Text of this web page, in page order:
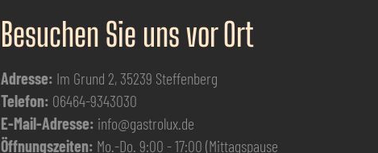
Besuchen Sie uns vor Ort
Adresse: Im Grund 2, 35239 Steffenberg
Telefon: 06464-9343030
E-Mail-Adresse: info@gastrolux.de
Öffnungszeiten: Mo.-Do. 9:00 - 17:00 (Mittagspause